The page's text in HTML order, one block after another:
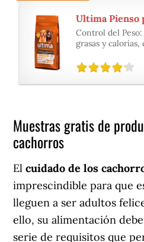
Control del
grasas y
Muestras gratis de
cachorros
Elcuidado de los
imprescindible para que
lleguen a ser adultos
ello, su alimentación
serie de requisitos que